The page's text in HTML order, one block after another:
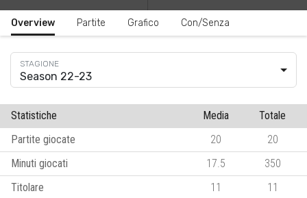
Overview Partite Grafico Con/Senza
Season 22-23
Statistiche Media
Totale
Partite giocate
20
20
Minuti giocati
17.5
350
Titolare
11
11